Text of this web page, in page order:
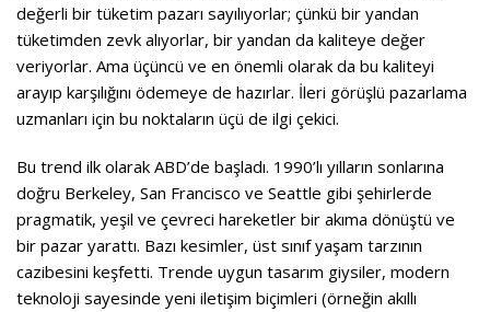
değerli bir tüketim pazarı sayılıyorlar; çünkü bir yandan
tüketimden zevk alıyorlar, bir yandan da kaliteye değer
veriyorlar. Ama üçüncü ve en önemli olarak da bu kaliteyi
arayıp karşılığını ödemeye de hazırlar. İleri görüşlü pazarlama
uzmanları için bu noktaların üçü de ilgi çekici.
Bu trend ilk olarak ABD’de başladı. 1990’lı yılların sonlarına
doğru Berkeley, San Francisco ve Seattle gibi şehirlerde
pragmatik, yeşil ve çevreci hareketler bir akıma dönüştü ve
bir pazar yarattı. Bazı kesimler, üst sınıf yaşam tarzının
cazibesini keşfetti. Trende uygun tasarım giysiler, modern
teknoloji sayesinde yeni iletişim biçimleri (örneğin akıllı